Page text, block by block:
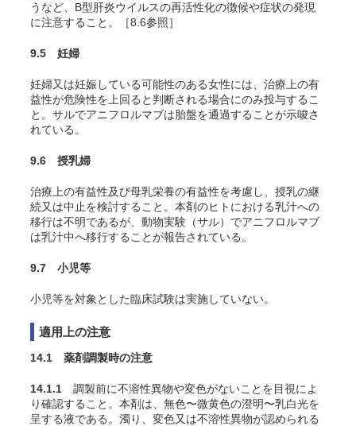
うなど、B型肝炎ウイルスの再活性化の徴候や症状の発現
に注意すること。［8.6参照］
9.5 妊婦
妊婦又は妊娠している可能性のある女性には、治療上の有
益性が危険性を上回ると判断される場合にのみ投与するこ
と。サルでアニフロルマブは胎盤を通過することが示唆さ
れている。
9.6 授乳婦
治療上の有益性及び母乳栄養の有益性を考慮し、授乳の継
続又は中止を検討すること。本剤のヒトにおける乳汁への
移行は不明であるが、動物実験（サル）でアニフロルマブ
は乳汁中へ移行することが報告されている。
9.7 小児等
小児等を対象とした臨床試験は実施していない。
適用上の注意
14.1 薬剤調製時の注意
14.1.1 調製前に不溶性異物や変色がないことを目視によ
り確認すること。本剤は、無色〜微黄色の澄明〜乳白光を
呈する液である。濁り、変色又は不溶性異物が認められる